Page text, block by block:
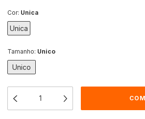
Cor: Unica
Unica
Tamanho: Unico
Unico